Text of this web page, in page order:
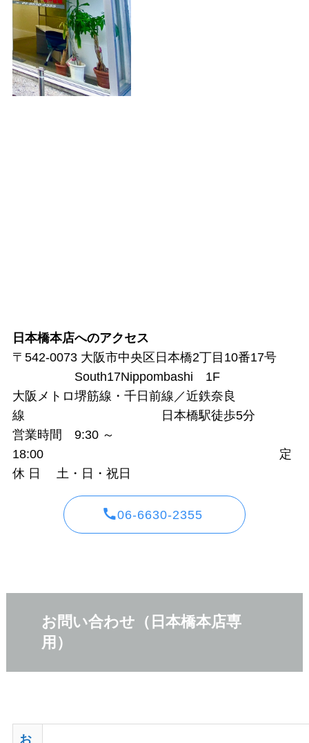
日本橋本店へのアクセス
〒542-0073 大阪市中央区日本橋2丁目10番17号
South17Nippombashi 1F
大阪メトロ堺筋線・千日前線／近鉄奈良
線 日本橋駅徒歩5分
営業時間 9:30 ～
18:00
定
休 日 土・日・祝日
06-6630-2355
お問い合わせ（日本橋本店専
用）
お